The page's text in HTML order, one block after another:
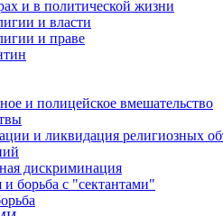
и в политической жизни
и власти
и праве
и полицейское вмешательство
и ликвидация религиозных
дискриминация
борьба с "сектантами"